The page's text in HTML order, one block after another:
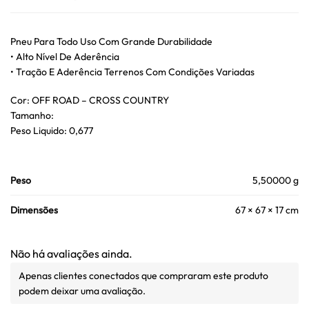
Pneu Para Todo Uso Com Grande Durabilidade
• Alto Nível De Aderência
• Tração E Aderência Terrenos Com Condições Variadas
Cor: OFF ROAD – CROSS COUNTRY
Tamanho:
Peso Liquido: 0,677
Peso 5,50000 g
Dimensões 67 × 67 × 17 cm
Não há avaliações ainda.
Apenas clientes conectados que compraram este produto
podem deixar uma avaliação.